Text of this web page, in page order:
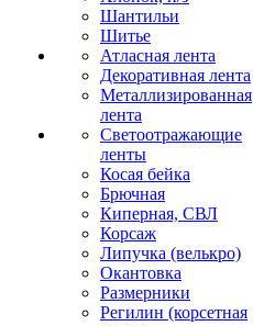
Шантильи
Шитье
Атласная лента
Декоративная лента
Металлизированная
лента
Светоотражающие
ленты
Косая бейка
Брючная
Киперная, СВЛ
Корсаж
Липучка (велькро)
Окантовка
Размерники
Регилин (корсетная